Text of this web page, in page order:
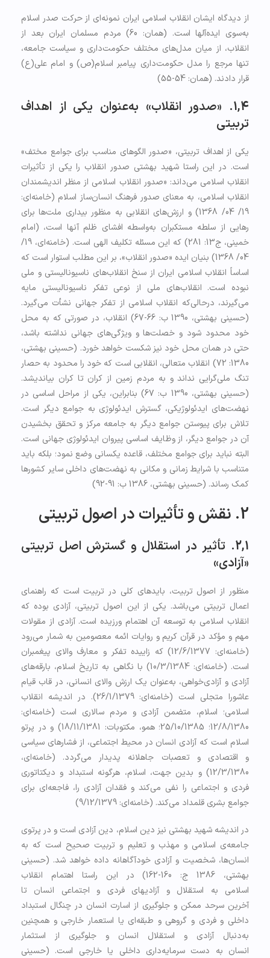
از دیدگاه ایشان انقلاب اسلامی ایران نمونه‌ای از حرکت صدر اسلام
به‌سوی ایده‌آل­ها است. (همان: 60) مردم مسلمان ایران بعد از
انقلاب، از میان مدل‌های مختلف حکومت‌داری و سیاست جامعه،
تنها مرجع را مدل حکومت‌داری پیامبر اسلام(ص) و امام علی(ع)
قرار دادند. (همان: 54-55)
1,4. «صدور انقلاب» به‌عنوان یکی از اهداف
تربیتی
یکی از اهداف تربیتی، «صدور الگوهای مناسب برای جوامع مختف»
است. در این راستا شهید بهشتی صدور انقلاب را یکی از تأثیرات
انقلاب اسلامی می‌داند: «صدور انقلاب اسلامی از منظر اندیشمندان
انقلاب اسلامی، به معنای صدور فرهنگ انسان‌ساز اسلام (خامنه‌ای:
19/ 04/ 1368) و ارزش‌های انقلابی به منظور بیداری ملت‌ها برای
رهایی از سلطه مستکبران به‌واسطه افشای ظلم آنها است، (امام
خمینی، ج13: 281) که این مسئله تکلیف الهی است. (خامنه‌ای، 19/
04/ 1368) بنیان ایده «صدور انقلاب»، بر این مطلب استوار است که
اساساً انقلاب اسلامی ایران از سنخ انقلاب‌های ناسیونالیستی و ملی
نبوده است. انقلاب‌های ملی از نوعی تفكر ناسیونالیستی مایه
می‌گیرند، درحالی‌که انقلاب اسلامی از تفكر جهانی نشأت می‌گیرد.
(حسینی بهشتی، 1390 ب: 66-67) انقلاب، در صورتی که به محل
خود محدود شود و خصلت‌ها و ویژگی‌های جهانی نداشته باشد،
حتی در همان محل خود نیز شکست خواهد خورد. (حسینی بهشتی،
1380: 72) انقلاب متعالی، انقلابی است که خود را محدود به حصار
تنگ ملی‌گرایی نداند و به مردم زمین از کران تا کران بیاندیشد.
(حسینی بهشتی، 1390 ب: 67) بنابراین، یکی از مراحل اساسی در
نهضت‌های ایدئولوژیکی، گسترش ایدئولوژی به جوامع دیگر است.
تلاش برای پیوستن جوامع دیگر به جامعه مرکز و تحقق بخشیدن
آن در جوامع دیگر، از وظایف اساسی پیروان ایدئولوژی جهانی است.
البته نباید برای جوامع مختلف، قاعده یکسانی وضع نمود؛ بلکه باید
متناسب با شرایط زمانی و مکانی به نهضت‌های داخلی سایر کشورها
کمک رساند. (حسینی بهشتی، 1386 ب: 91-92)
2. نقش و تأثیرات در اصول تربیتی
2,1. تأثیر در استقلال و گسترش اصل تربیتی
«آزادی»
منظور از اصول تربیت، بایدهای کلی در تربیت است که راهنمای
اعمال تربیتی می‌باشد. یکی از این اصول تربیتی، آزادی بوده که
انقلاب اسلامی به توسعه آن اهتمام ورزیده است. آزادی از مقولات
مهم و مؤکد در قرآن کریم و روایات ائمه معصومین به شمار می‌رود
(خامنه‌ای: 12/6/1377) که زاییده تفکر و معارف والای پیغمبران
است. (خامنه‌ای: 10/3/1384) با نگاهی به تاریخ اسلام، بارقه‌های
آزادی و آزادی‌خواهی، به‌عنوان یک ارزش والای انسانی، در قاب قیام
عاشورا متجلی است (خامنه‌ای: 26/1/1379). در اندیشه انقلاب
اسلامی؛ اسلام، متضمن آزادی و مردم سالاری است (خامنه‌ای:
12/8/1380؛ 25/10/1385؛ همو، مکتوبات: 18/11/1381) و در پرتو
اسلام است که آزادی انسان در محیط اجتماعی، از فشارهای سیاسی
و اقتصادی و تعصبات جاهلانه پدیدار می‌گردد. (خامنه‌ای،
12/3/1380) و بدین جهت، اسلام، هرگونه استبداد و دیکتاتوری
فردی و اجتماعی را نفی می‌کند و فقدان آزادی را، فاجعه‌ای برای
جوامع بشری قلمداد می‌کند. (خامنه‌ای: 9/12/1379)
در اندیشه شهید بهشتی نیز دین اسلام، دین آزادی است و در پرتوی
جامعه‌ی اسلامی و مهذب و تعلیم و تربیت صحیح است که به
انسان‌ها، شخصیت و آزادی خودآگاهانه داده خواهد شد. (حسینی
بهشتی، 1386 ج: 160-162) در این راستا اهتمام انقلاب
اسلامی به استقلال و آزادی­هاى فردى و اجتماعى انسان تا
آخرین سرحد ممکن و جلوگیرى از اسارت انسان در چنگال استبداد
داخلى و فردى و گروهى و طبقه‌‌اى یا استعمار خارجى و همچنین
به‌دنبال آزادى و استقلال انسان و جلوگیرى از استثمار
انسان به دست سرمایه‌دارى داخلى یا خارجی است. (حسینی